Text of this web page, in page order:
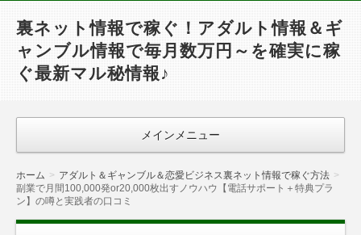
裏ネット情報で稼ぐ！アダルト情報＆ギ
ャンブル情報で毎月数万円～を確実に稼
ぐ最新マル秘情報♪
メインメニュー
ホーム
アダルト＆ギャンブル＆恋愛ビジネス裏ネット情報で稼ぐ方法
副業で月間100,000発or20,000枚出すノウハウ【電話サポート＋特典プラ
ン】の噂と実践者の口コミ